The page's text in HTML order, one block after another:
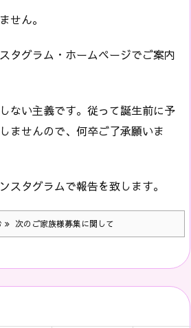
せん。
タグラム・ホームページでご案内
ない主義です。従って誕生前に予
ませんので、何卒ご了承願いま
スタグラムで報告を致します。
次のご家族様募集に関して